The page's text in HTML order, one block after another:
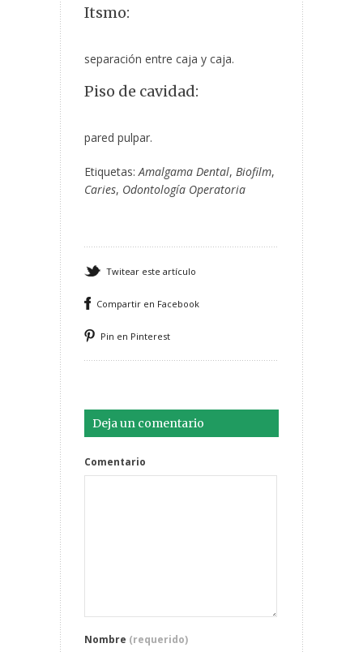
Itsmo:
separación entre caja y caja.
Piso de cavidad:
pared pulpar.
Etiquetas:Amalgama Dental, Biofilm,
Caries, Odontología Operatoria
Twitear este artículo
Compartir en Facebook
Pin en Pinterest
Deja un comentario
Comentario
Nombre (requerido)